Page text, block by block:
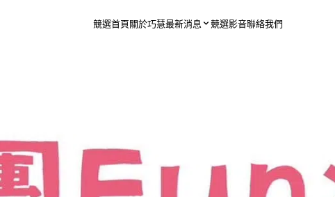
競選首頁關於巧慧最新消息 競選影音聯絡我們